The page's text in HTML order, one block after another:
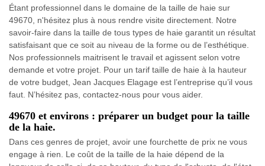
Étant professionnel dans le domaine de la taille de haie sur
49670, n'hésitez plus à nous rendre visite directement. Notre
savoir-faire dans la taille de tous types de haie garantit un résultat
satisfaisant que ce soit au niveau de la forme ou de l’esthétique.
Nos professionnels maitrisent le travail et agissent selon votre
demande et votre projet. Pour un tarif taille de haie à la hauteur
de votre budget, Jean Jacques Elagage est l’entreprise qu’il vous
faut. N’hésitez pas, contactez-nous pour vous aider.
49670 et environs : préparer un budget pour la taille
de la haie.
Dans ces genres de projet, avoir une fourchette de prix ne vous
engage à rien. Le coût de la taille de la haie dépend de la